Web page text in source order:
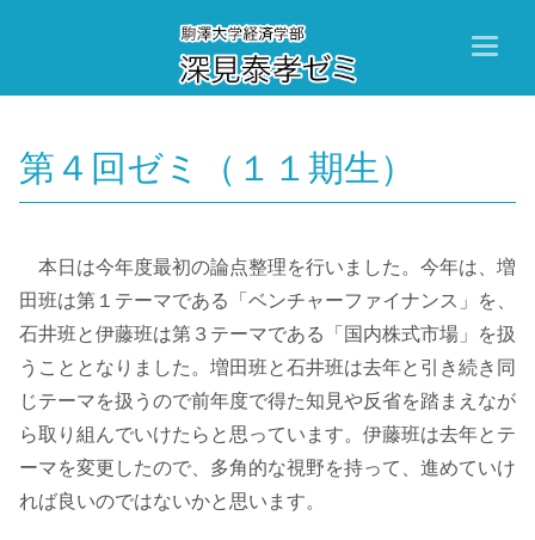
第４回ゼミ（１１期生）
本日は今年度最初の論点整理を行いました。今年は、増
田班は第１テーマである「ベンチャーファイナンス」を、
石井班と伊藤班は第３テーマである「国内株式市場」を扱
うこととなりました。増田班と石井班は去年と引き続き同
じテーマを扱うので前年度で得た知見や反省を踏まえなが
ら取り組んでいけたらと思っています。伊藤班は去年とテ
ーマを変更したので、多角的な視野を持って、進めていけ
れば良いのではないかと思います。